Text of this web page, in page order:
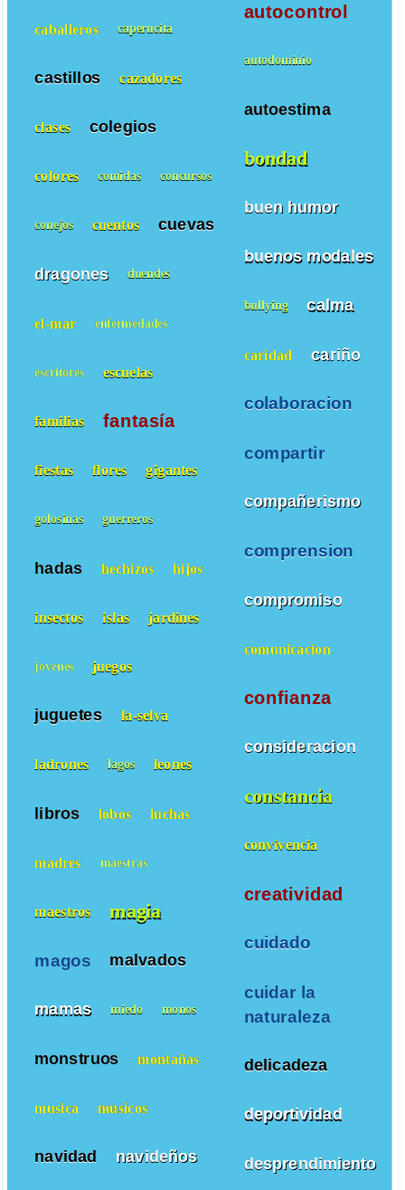
autocontrol
autodominio
autoestima
bondad
buen humor
buenos modales
bullying calma
caridad cariño
colaboracion
compartir
compañerismo
comprension
compromiso
comunicacion
confianza
consideracion
constancia
convivencia
creatividad
cuidado
cuidar la
naturaleza
delicadeza
deportividad
desprendimiento
caballeros caperucita
castillos cazadores
clases colegios
colores comidas concursos
conejos cuentos cuevas
dragones duendes
el-mar enfermedades
escritores escuelas
familias fantasía
fiestas flores gigantes
golosinas guerreros
hadas hechizos hijos
insectos islas jardines
jovenes juegos
juguetes la-selva
ladrones lagos leones
libros lobos luchas
madres maestras
maestros magia
magos malvados
mamas miedo monos
monstruos montañas
musica musicos
navidad navideños